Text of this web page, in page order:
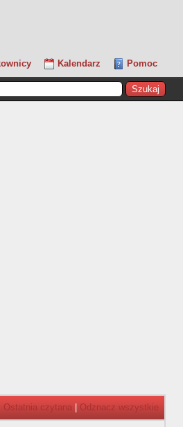
Kalendarz Pomoc
Ostatnia czytana| Odznacz wszystkie